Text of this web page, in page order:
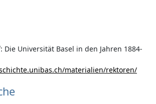
Die Universität Basel in den Jahren 1884-
materialien/rektoren/